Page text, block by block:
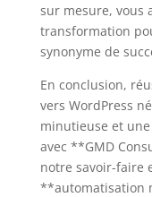
sur mesure, vous
transformation
synonyme de
En conclusion,
vers WordPress
minutieuse et
avec **GMD
notre savoir-faire
**automatisation